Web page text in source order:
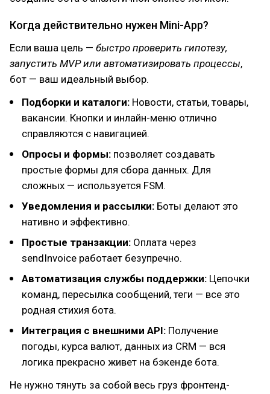
Когда действительно нужен Mini-App?
Если ваша цель — быстро проверить гипотезу,
запустить MVP или автоматизировать процессы,
бот — ваш идеальный выбор.
Подборки и каталоги: Новости, статьи, товары,
вакансии. Кнопки и инлайн-меню отлично
справляются с навигацией.
Опросы и формы: позволяет создавать
простые формы для сбора данных. Для
сложных — используется FSM.
Уведомления и рассылки: Боты делают это
нативно и эффективно.
Простые транзакции: Оплата через
sendInvoice работает безупречно.
Автоматизация службы поддержки: Цепочки
команд, пересылка сообщений, теги — все это
родная стихия бота.
Интеграция с внешними API: Получение
погоды, курса валют, данных из CRM — вся
логика прекрасно живет на бэкенде бота.
Не нужно тянуть за собой весь груз фронтенд-